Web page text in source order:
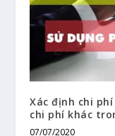
Xác định chi
chi phí khác
07/07/2020